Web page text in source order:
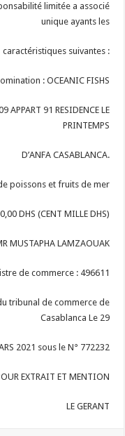
limitée a associé
unique ayants les
caractéristiques suivantes :
: OCEANIC FISHS
APPART 91 RESIDENCE LE
PRINTEMPS
D’ANFA CASABLANCA.
poissons et fruits de mer
DHS (CENT MILLE DHS)
MUSTAPHA LAMZAOUAK
de commerce : 496611
tribunal de commerce de
Casablanca Le 29
2021 sous le N° 772232
EXTRAIT ET MENTION
LE GERANT